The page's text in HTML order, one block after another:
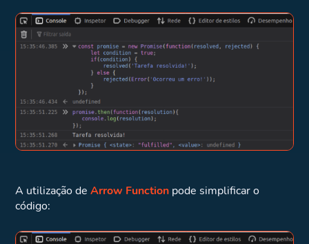
A utilização deArrow Function pode simplificar o
código: